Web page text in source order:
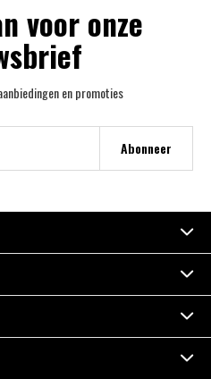
voor onze
en promoties
Abonneer